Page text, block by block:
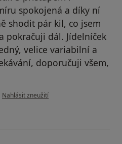
spokojená a díky ní
shodit pár kil, co jsem
pokračuji dál. Jídelníček
velice variabilní a
doporučuji všem,
podle názoru uživatele Petra H.
Nahlásit zneužití